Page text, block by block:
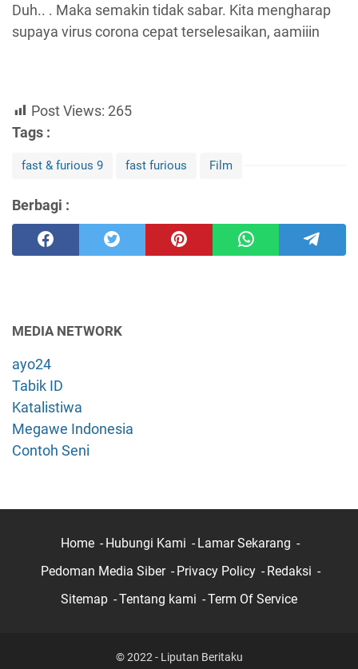
Duh.. . Maka semakin tidak sabar. Kita mengharap
supaya virus corona cepat terselesaikan, aamiiin
Post Views: 265
Tags :
fast & furious 9 fast furious Film
Berbagi :
MEDIA NETWORK
ayo24
Tabik ID
Katalistiwa
Megawe Indonesia
Contoh Seni
Home Hubungi Kami
Lamar Sekarang
Pedoman Media Siber
Privacy Policy
Redaksi
Sitemap
Tentang kami Term Of Service
© 2022 - Liputan Beritaku